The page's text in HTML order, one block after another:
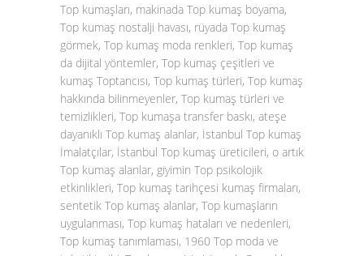
Top kumaşları, makinada Top kumaş boyama,
Top kumaş nostalji havası, rüyada Top kumaş
görmek, Top kumaş moda renkleri, Top kumaş
da dijital yöntemler, Top kumaş çeşitleri ve
kumaş Toptancısı, Top kumaş türleri, Top kumaş
hakkında bilinmeyenler, Top kumaş türleri ve
temizlikleri, Top kumaşa transfer baskı, ateşe
dayanıklı Top kumaş alanlar, İstanbul Top kumaş
İmalatçılar, İstanbul Top kumaş üreticileri, o artık
Top kumaş alanlar, giyimin Top psikolojik
etkinlikleri, Top kumaş tarihçesi kumaş firmaları,
sentetik Top kumaş alanlar, Top kumaşların
uygulanması, Top kumaş hataları ve nedenleri,
Top kumaş tanımlaması, 1960 Top moda ve